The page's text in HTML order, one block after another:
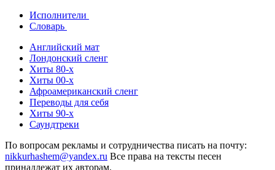
Исполнители
Словарь
Английский мат
Лондонский сленг
Хиты 80-х
Хиты 00-х
Афроамериканский сленг
Переводы для себя
Хиты 90-х
Саундтреки
По вопросам рекламы и сотрудничества писать на почту:
nikkurhashem@yandex.ru Все права на тексты песен
принадлежат их авторам.